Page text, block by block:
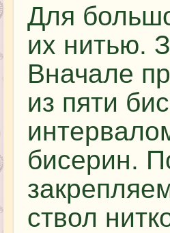
Для
их нитью.
Вначале
из пяти
бисерин.
ствол